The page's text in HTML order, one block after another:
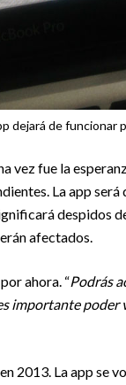
dejará de funcionar
vez fue la
La app
despidos
afectados.
por ahora. “Podrás
importante poder
2013. La app se